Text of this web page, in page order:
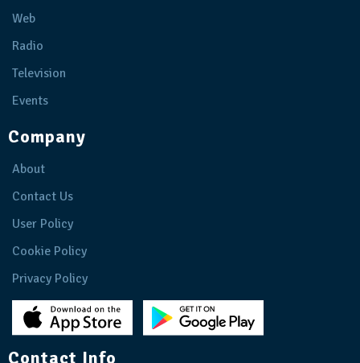
Web
Radio
Television
Events
Company
About
Contact Us
User Policy
Cookie Policy
Privacy Policy
Contact Info